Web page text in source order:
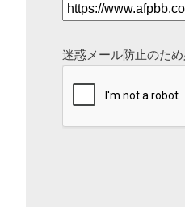
迷惑メール防止のた